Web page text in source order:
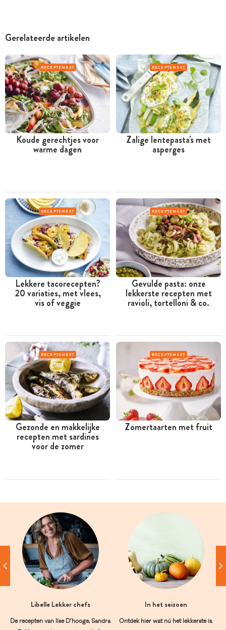
Gerelateerde artikelen
RECEPTENSET
Koude gerechtjes voor
warme dagen
RECEPTENSET
Zalige lentepasta's met
asperges
RECEPTENSET
Lekkere tacorecepten?
20 variaties, met vlees,
vis of veggie
RECEPTENSET
Gevulde pasta: onze
lekkerste recepten met
ravioli, tortelloni & co.
RECEPTENSET
Gezonde en makkelijke
recepten met sardines
voor de zomer
RECEPTENSET
Zomertaarten met fruit
Libelle Lekker chefs
De recepten van Ilse D’hooge, Sandra
In het seizoen
Ontdek hier wat nú het lekkerste is.